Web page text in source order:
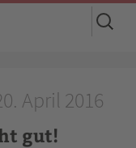
Suchen
nach:
April 2016
gut!